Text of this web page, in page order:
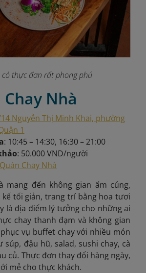
có thực đơn rất phong phú
Nhà
Nguyễn Thị Minh Khai, phường
1
: 10:45 – 14:30, 16:30 – 21:00
: 50.000 VND/người
Quán Chay Nhà
mang đến không gian ấm cúng,
tối giản, trang trí bằng hoa tươi
là địa điểm lý tưởng cho những ai
chay thanh đạm và không gian
vụ buffet chay với nhiều món
súp, đậu hũ, salad, sushi chay, cà
củ. Thực đơn thay đổi hàng ngày,
mẻ cho thực khách.